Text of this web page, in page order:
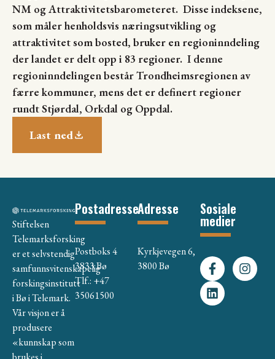
NM og Attraktivitetsbarometeret. Disse indeksene,
som måler henholdsvis næringsutvikling og
attraktivitet som bosted, bruker en regioninndeling
der landet er delt opp i 83 regioner. I denne
regioninndelingen består Trondheimsregionen av
færre kommuner, mens det er definert regioner
rundt Stjørdal, Orkdal og Oppdal.
Last ned
Stiftelsen
Telemarksforsking
er et selvstendig
samfunnsvitenskapelig
forskingsinstitutt
i Bø i Telemark.
Vår visjon er å
produsere
«kunnskap som
Postadresse
Postboks 4
3833 Bø
Tlf.: +47
35061500
Adresse
Kyrkjevegen 6,
3800 Bø
Sosiale
medier